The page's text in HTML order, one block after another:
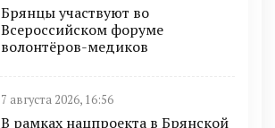
Брянцы участвуют во
Всероссийском форуме
волонтёров-медиков
7 августа 2026, 16:56
В рамках нацпроекта в Брянской